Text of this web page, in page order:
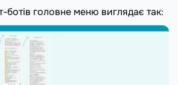
ботів головне меню виглядає так: